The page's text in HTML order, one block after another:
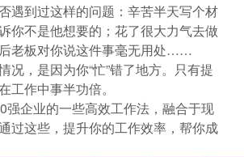
遇到过这样的问题：辛苦半天写个材
你不是他想要的；花了很大力气去做
老板对你说这件事毫无用处……
况，是因为你“忙”错了地方。只有提
工作中事半功倍。
强企业的一些高效工作法，融合于现
过这些，提升你的工作效率，帮你成